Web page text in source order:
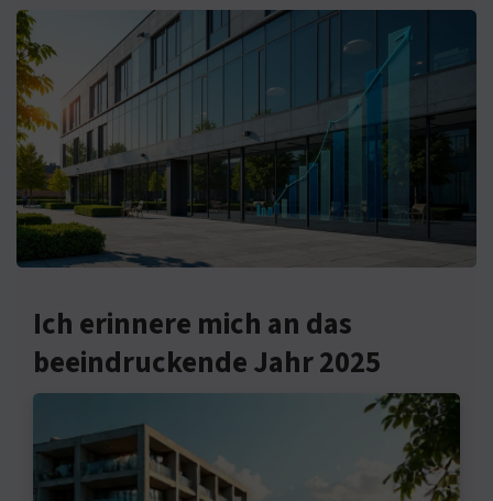
Ich erinnere mich an das
beeindruckende Jahr 2025